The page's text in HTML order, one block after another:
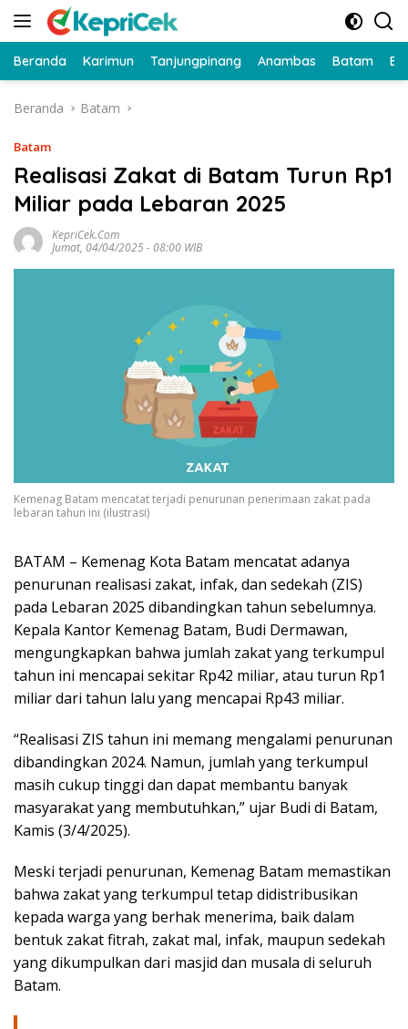
Langsung
Beranda Karimun Tanjungpinang Anambas Batam
Beranda Batam
Batam
Realisasi Zakat di Batam Turun Rp1
Miliar pada Lebaran 2025
KepriCek.com
Jumat, 04/04/2025 - 08:00 WIB
Kemenag Batam mencatat terjadi penurunan penerimaan zakat pada
lebaran tahun ini (ilustrasi)
BATAM – Kemenag Kota Batam mencatat adanya
penurunan realisasi zakat, infak, dan sedekah (ZIS)
pada Lebaran 2025 dibandingkan tahun sebelumnya.
Kepala Kantor Kemenag Batam, Budi Dermawan,
mengungkapkan bahwa jumlah zakat yang terkumpul
tahun ini mencapai sekitar Rp42 miliar, atau turun Rp1
miliar dari tahun lalu yang mencapai Rp43 miliar.
“Realisasi ZIS tahun ini memang mengalami penurunan
dibandingkan 2024. Namun, jumlah yang terkumpul
masih cukup tinggi dan dapat membantu banyak
masyarakat yang membutuhkan,” ujar Budi di Batam,
Kamis (3/4/2025).
Meski terjadi penurunan, Kemenag Batam memastikan
bahwa zakat yang terkumpul tetap didistribusikan
kepada warga yang berhak menerima, baik dalam
bentuk zakat fitrah, zakat mal, infak, maupun sedekah
yang dikumpulkan dari masjid dan musala di seluruh
Batam.